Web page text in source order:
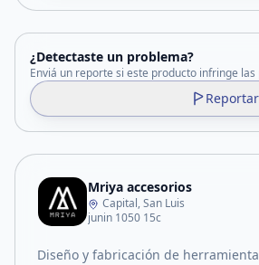
¿Detectaste un problema?
Enviá un reporte si este producto infringe
Mriya accesorios
Capital, San Luis
junin 1050 15c
Diseño y fabricación de